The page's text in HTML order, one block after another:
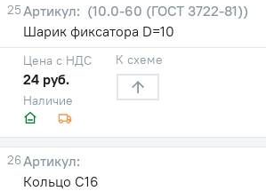
25
(10.0-60 (ГОСТ 3722-81))
Шарик фиксатора D=10
Наличие
Цена с НДС
24 руб.
К схеме
26
Кольцо С16